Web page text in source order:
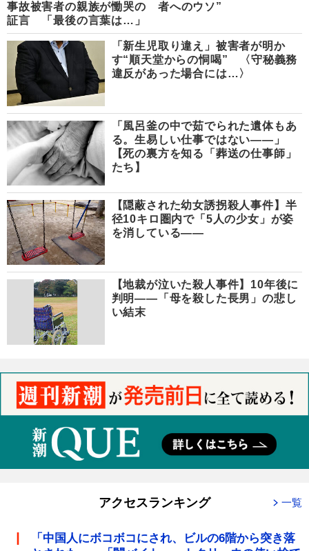
事故被害者の親族が慟哭の
証言 「最後の言葉は…」
者へのウソ”
「新生児取り違え」被害者が明か
す“順天堂からの恫喝” 〈守秘義務
違反があった場合には…〉
「風呂釜の中で茹でられた遺体もあ
る。生易しい仕事ではない――」
【死の裏方を知る「葬送の仕事師」
たち】
【隠蔽された幼女誘拐殺人事件】半
径10キロ圏内で「5人の少女」が姿
を消している――
【地裁が泣いた殺人事件】10年後に
判明――「母を殺した長男」の悲し
い結末
アクセスランキング 一覧
「中国人にボコボコにされ、ビルの6階から突き落